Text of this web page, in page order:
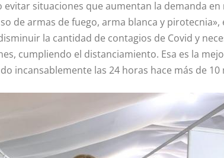
evitar situaciones que aumentan la demanda
de armas de fuego, arma blanca y pirotecnia»,
la cantidad de contagios de Covid y
cumpliendo el distanciamiento. Esa es la
incansablemente las 24 horas hace más de 10